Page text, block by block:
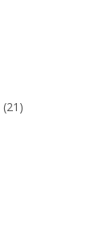
(21)